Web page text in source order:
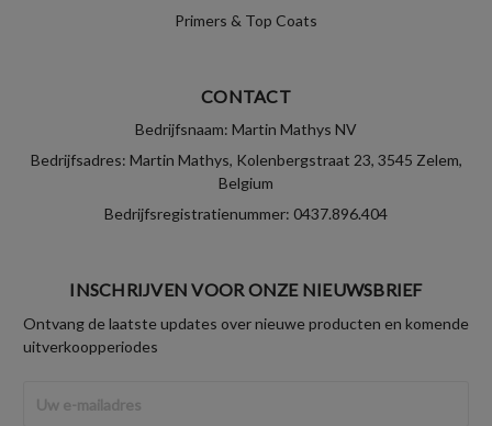
Primers & Top Coats
CONTACT
Bedrijfsnaam: Martin Mathys NV
Bedrijfsadres: Martin Mathys, Kolenbergstraat 23, 3545 Zelem,
Belgium
Bedrijfsregistratienummer: 0437.896.404
INSCHRIJVEN VOOR ONZE NIEUWSBRIEF
Ontvang de laatste updates over nieuwe producten en komende
uitverkoopperiodes
mailadres